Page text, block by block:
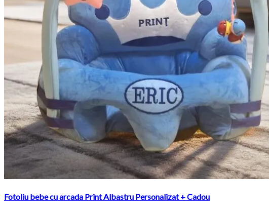
Fotoliu bebe cu arcada Print Albastru Personalizat + Cadou